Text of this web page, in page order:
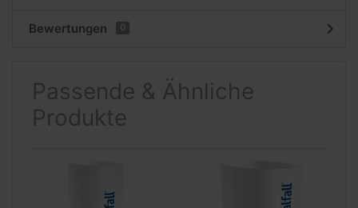
Bewertungen 0
Passende & Ähnliche
Produkte